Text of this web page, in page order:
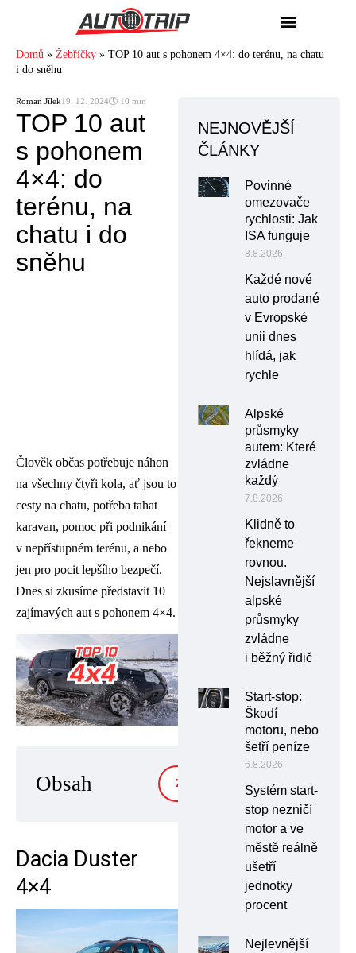
Domů » Žebříčky » TOP 10 aut s pohonem 4×4: do terénu, na chatu
i do sněhu
Roman Jílek19. 12. 2024🕓 10 min
TOP 10 aut
s pohonem
4×4: do
terénu, na
chatu i do
sněhu
Člověk občas potřebuje náhon
na všechny čtyři kola, ať jsou to
cesty na chatu, potřeba tahat
karavan, pomoc při podnikání
v nepřístupném terénu, a nebo
jen pro pocit lepšího bezpečí.
Dnes si zkusíme představit 10
zajímavých aut s pohonem 4×4.
Obsah ZOBRAZIT
Dacia Duster
4×4
NEJNOVĚJŠÍ
ČLÁNKY
Povinné
omezovače
rychlosti: Jak
ISA funguje
8.8.2026
Každé nové
auto prodané
v Evropské
unii dnes
hlídá, jak
rychle
Alpské
průsmyky
autem: Které
zvládne
každý
7.8.2026
Klidně to
řekneme
rovnou.
Nejslavnější
alpské
průsmyky
zvládne
i běžný řidič
Start-stop:
Škodí
motoru, nebo
šetří peníze
6.8.2026
Systém start-
stop nezničí
motor a ve
městě reálně
ušetří
jednotky
procent
Nejlevnější